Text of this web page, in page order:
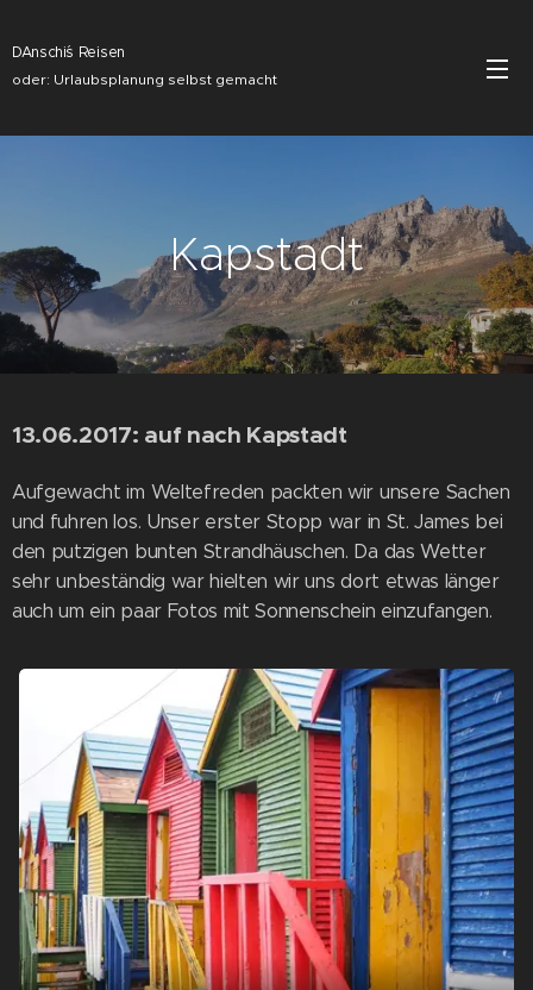
DAnschi´s Reisen
oder: Urlaubsplanung selbst gemacht
Kapstadt
13.06.2017: auf nach Kapstadt
Aufgewacht im Weltefreden packten wir unsere Sachen
und fuhren los. Unser erster Stopp war in St. James bei
den putzigen bunten Strandhäuschen. Da das Wetter
sehr unbeständig war hielten wir uns dort etwas länger
auch um ein paar Fotos mit Sonnenschein einzufangen.